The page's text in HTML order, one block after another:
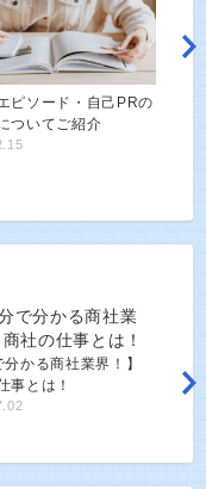
ピソード・自己PRの
ついてご紹介
分かる商社業界！】
事とは！